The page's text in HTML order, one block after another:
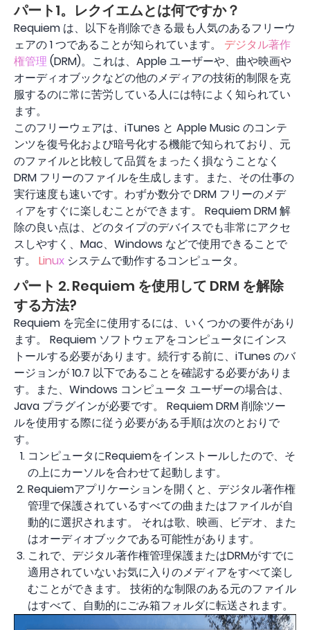
パート1。レクイエムとは何ですか？
Requiem は、以下を削除できる最も人気のあるフリーウ
ェアの 1 つであることが知られています。 デジタル著作
権管理 (DRM)。これは、Apple ユーザーや、曲や映画や
オーディオブックなどの他のメディアの技術的制限を克
服するのに常に苦労している人には特によ​​く知られてい
ます。
このフリーウェアは、iTunes と Apple Music のコンテ
ンツを復号化および暗号化する機能で知られており、元
のファイルと比較して品質をまったく損なうことなく
DRM フリーのファイルを生成します。また、その仕事の
実行速度も速いです。わずか数分で DRM フリーのメデ
ィアをすぐに楽しむことができます。 Requiem DRM 解
除の良い点は、どのタイプのデバイスでも非常にアクセ
スしやすく、Mac、Windows などで使用できることで
す。 Linux システムで動作するコンピュータ。
パート 2. Requiem を使用して DRM を解除
する方法?
Requiem を完全に使用するには、いくつかの要件があり
ます。 Requiem ソフトウェアをコンピュータにインス
トールする必要があります。続行する前に、iTunes のバ
ージョンが 10.7 以下であることを確認する必要がありま
す。また、Windows コンピュータ ユーザーの場合は、
Java プラグインが必要です。 Requiem DRM 削除ツー
ルを使用する際に従う必要がある手順は次のとおりで
す。
コンピュータにRequiemをインストールしたので、そ
の上にカーソルを合わせて起動します。
Requiemアプリケーションを開くと、デジタル著作権
管理で保護されているすべての曲またはファイルが自
動的に選択されます。 それは歌、映画、ビデオ、また
はオーディオブックである可能性があります。
これで、デジタル著作権管理保護またはDRMがすでに
適用されていないお気に入りのメディアをすべて楽し
むことができます。 技術的な制限のある元のファイル
はすべて、自動的にごみ箱フォルダに転送されます。